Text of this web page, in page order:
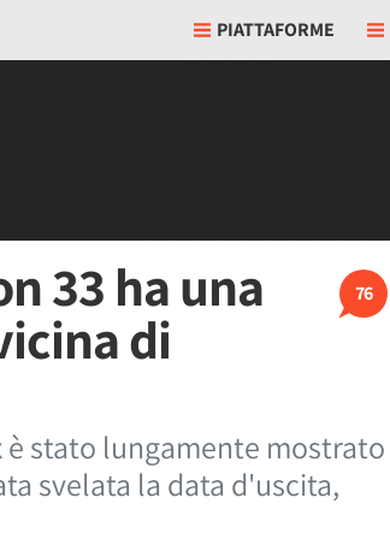
PIATTAFORME
76
33 ha una
di
è stato lungamente mostrato
svelata la data d'uscita,